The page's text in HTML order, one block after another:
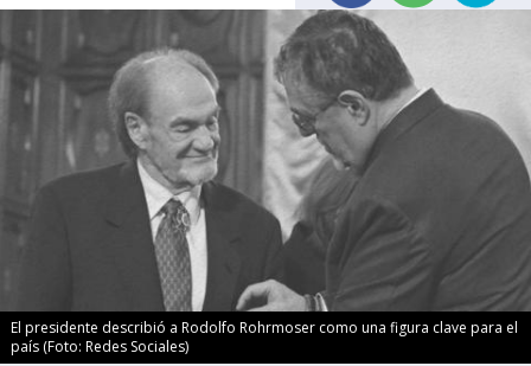
El presidente describió a Rodolfo Rohrmoser como una figura clave para el
país (Foto: Redes Sociales)